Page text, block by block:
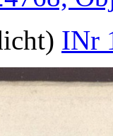
INr